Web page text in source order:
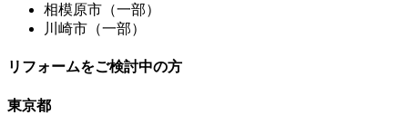
相模原市（一部）
川崎市（一部）
リフォームをご検討中の方
東京都